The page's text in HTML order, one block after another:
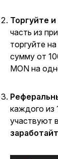
Торгуйте
часть из
торгуйте
сумму от
MON на
каждого из
участвуют